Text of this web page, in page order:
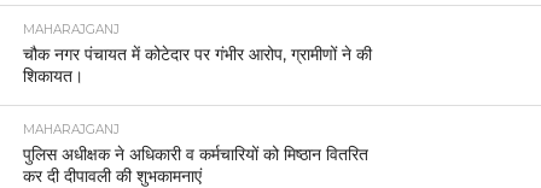
MAHARAJGANJ
चौक नगर पंचायत में कोटेदार पर गंभीर आरोप, ग्रामीणों ने की
शिकायत।
MAHARAJGANJ
पुलिस अधीक्षक ने अधिकारी व कर्मचारियों को मिष्ठान वितरित
कर दी दीपावली की शुभकामनाएं